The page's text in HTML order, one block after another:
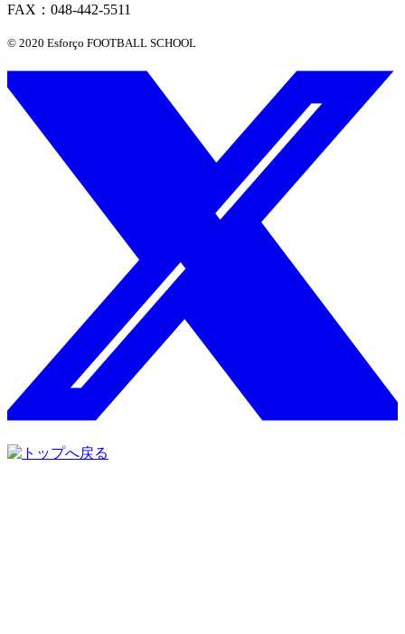
FAX：048-442-5511
© 2020 Esforço FOOTBALL SCHOOL